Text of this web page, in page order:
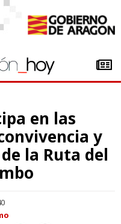
en las
y
la Ruta del